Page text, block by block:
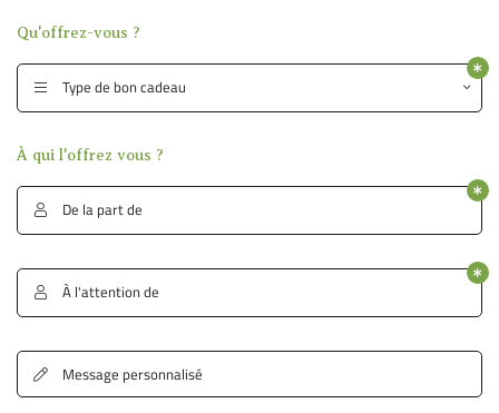
l'adresse email indiqué ci-dessus. Vous pouvez vous désinscrire à tout moment en
Qu'offrez-vous ?
 Type de bon cadeau
À qui l'offrez vous ?
 De la part de
 À l'attention de
 Message personnalisé